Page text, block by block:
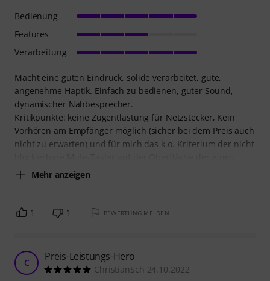
Macht eine guten Eindruck, solide verarbeitet, gute,
angenehme Haptik. Einfach zu bedienen, guter Sound,
dynamischer Nahbesprecher.
Kritikpunkte: keine Zugentlastung für Netzstecker, Kein
Vorhören am Empfänger möglich (sicher bei dem Preis auch
nicht zu erwarten) und für mich das k.o.-Kriterium der nicht
Mehr anzeigen
Bedienung
Features
Verarbeitung
1 1 BEWERTUNG MELDEN
C Preis-Leistungs-Hero
ChristianSch 24.10.2022